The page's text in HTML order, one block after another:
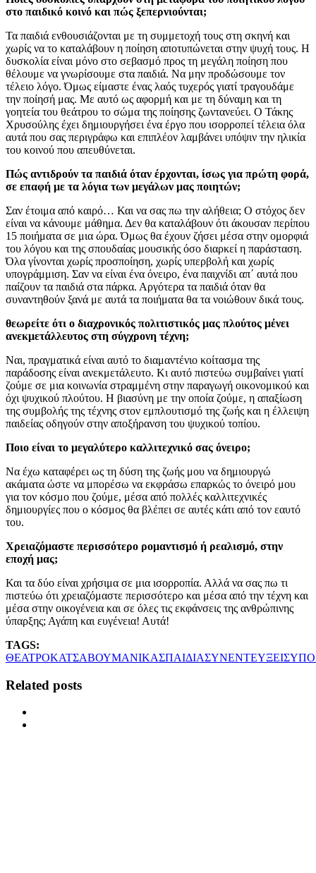
στο παιδικό κοινό και πώς ξεπερνιούνται;
Τα παιδιά ενθουσιάζονται με τη συμμετοχή τους στη σκηνή και
χωρίς να το καταλάβουν η ποίηση αποτυπώνεται στην ψυχή τους. Η
δυσκολία είναι μόνο στο σεβασμό προς τη μεγάλη ποίηση που
θέλουμε να γνωρίσουμε στα παιδιά. Να μην προδώσουμε τον
τέλειο λόγο. Όμως είμαστε ένας λαός τυχερός γιατί τραγουδάμε
την ποίησή μας. Με αυτό ως αφορμή και με τη δύναμη και τη
γοητεία του θεάτρου το σώμα της ποίησης ζωντανεύει. Ο Τάκης
Χρυσούλης έχει δημιουργήσει ένα έργο που ισορροπεί τέλεια όλα
αυτά που σας περιγράφω και επιπλέον λαμβάνει υπόψιν την ηλικία
του κοινού που απευθύνεται.
Πώς αντιδρούν τα παιδιά όταν έρχονται, ίσως για πρώτη φορά,
σε επαφή με τα λόγια των μεγάλων μας ποιητών;
Σαν έτοιμα από καιρό… Και να σας πω την αλήθεια; Ο στόχος δεν
είναι να κάνουμε μάθημα. Δεν θα καταλάβουν ότι άκουσαν περίπου
15 ποιήματα σε μια ώρα. Όμως θα έχουν ζήσει μέσα στην ομορφιά
του λόγου και της σπουδαίας μουσικής όσο διαρκεί η παράσταση.
Όλα γίνονται χωρίς προσποίηση, χωρίς υπερβολή και χωρίς
υπογράμμιση. Σαν να είναι ένα όνειρο, ένα παιχνίδι απ΄ αυτά που
παίζουν τα παιδιά στα πάρκα. Αργότερα τα παιδιά όταν θα
συναντηθούν ξανά με αυτά τα ποιήματα θα τα νοιώθουν δικά τους.
θεωρείτε ότι ο διαχρονικός πολιτιστικός μας πλούτος μένει
ανεκμετάλλευτος στη σύγχρονη τέχνη;
Ναι, πραγματικά είναι αυτό το διαμαντένιο κοίτασμα της
παράδοσης είναι ανεκμετάλευτο. Κι αυτό πιστεύω συμβαίνει γιατί
ζούμε σε μια κοινωνία στραμμένη στην παραγωγή οικονομικού και
όχι ψυχικού πλούτου. Η βιασύνη με την οποία ζούμε, η απαξίωση
της συμβολής της τέχνης στον εμπλουτισμό της ζωής και η έλλειψη
παιδείας οδηγούν στην αποξήρανση του ψυχικού τοπίου.
Ποιο είναι το μεγαλύτερο καλλιτεχνικό σας όνειρο;
Να έχω καταφέρει ως τη δύση της ζωής μου να δημιουργώ
ακάματα ώστε να μπορέσω να εκφράσω επαρκώς το όνειρό μου
για τον κόσμο που ζούμε, μέσα από πολλές καλλιτεχνικές
δημιουργίες που ο κόσμος θα βλέπει σε αυτές κάτι από τον εαυτό
του.
Χρειαζόμαστε περισσότερο ρομαντισμό ή ρεαλισμό, στην
εποχή μας;
Και τα δύο είναι χρήσιμα σε μια ισορροπία. Αλλά να σας πω τι
πιστεύω ότι χρειαζόμαστε περισσότερο και μέσα από την τέχνη και
μέσα στην οικογένεια και σε όλες τις εκφάνσεις της ανθρώπινης
ύπαρξης; Αγάπη και ευγένεια! Αυτά!
TAGS:
ΘΕΑΤΡΟΚΑΤΣΑΒΟΥΜΑΝΙΚΑΣΠΑΙΔΙΑΣΥΝΕΝΤΕΥΞΕΙΣ
Related posts